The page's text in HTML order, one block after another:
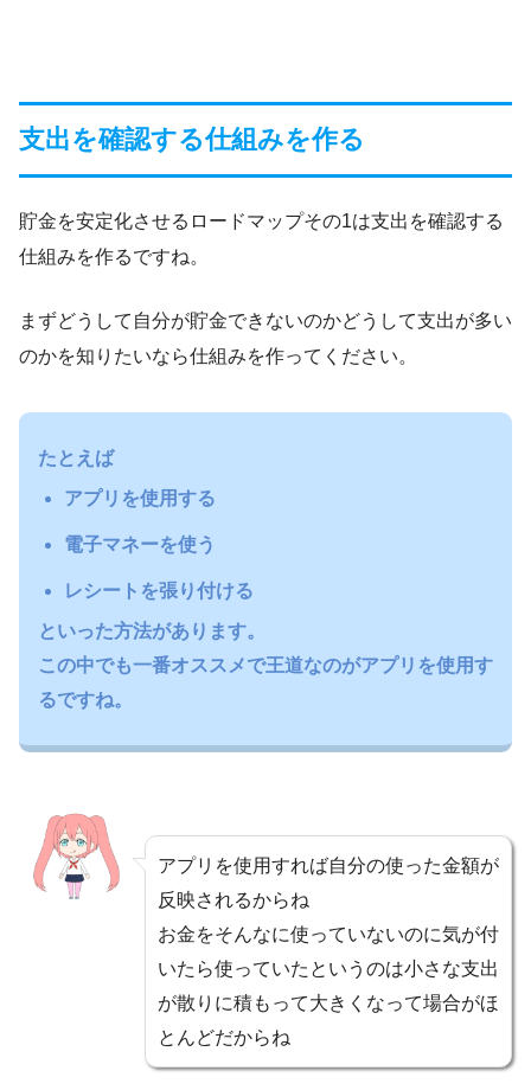
支出を確認する仕組みを作る
貯金を安定化させるロードマップその1は支出を確認する
仕組みを作るですね。
まずどうして自分が貯金できないのかどうして支出が多い
のかを知りたいなら仕組みを作ってください。
たとえば
アプリを使用する
電子マネーを使う
レシートを張り付ける
といった方法があります。
この中でも一番オススメで王道なのがアプリを使用す
るですね。
アプリを使用すれば自分の使った金額が
反映されるからね
お金をそんなに使っていないのに気が付
いたら使っていたというのは小さな支出
が散りに積もって大きくなって場合がほ
とんどだからね